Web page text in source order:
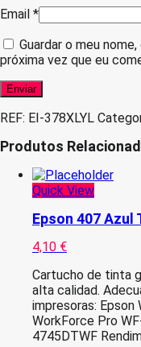
Email *
Guardar o meu
próxima vez que eu
REF: EI-378XLYL
Produtos
Quick View
Epson 407
4,10 €
Cartucho de tinta
alta calidad.
impresoras: Epson
WorkForce Pro
4745DTWF